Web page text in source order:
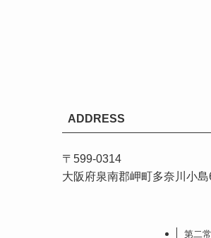
ADDRESS
〒599-0314
大阪府泉南郡岬町多奈川小
第二